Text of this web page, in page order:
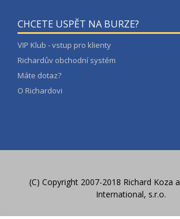
CHCETE USPĚT NA BURZE?
VIP Klub - vstup pro klienty
Richardův obchodní systém
Máte dotaz?
O Richardovi
(C) Copyright 2007-2018 Richard Koza a
International, s.r.o.